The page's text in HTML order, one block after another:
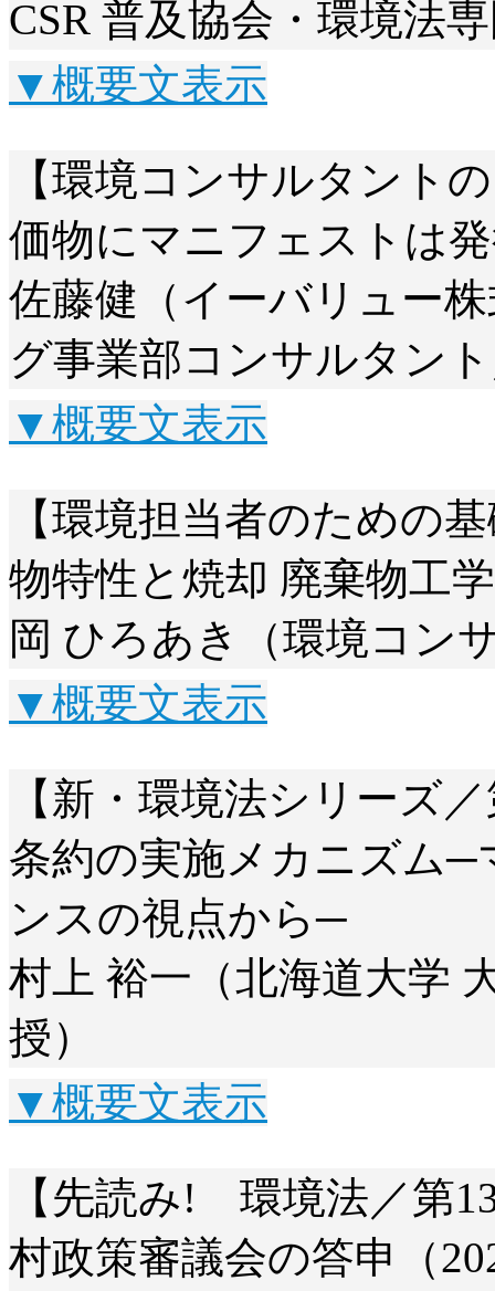
CSR 普及協会・環境法
▼概要文表示
【環境コンサルタント
価物にマニフェストは
佐藤健（イーバリュー
グ事業部コンサルタン
▼概要文表示
【環境担当者のための
物特性と焼却 廃棄物工
岡 ひろあき（環境コン
▼概要文表示
【新・環境法シリーズ
条約の実施メカニズム
ンスの視点から─
村上 裕一（北海道大学
授）
▼概要文表示
【先読み! 環境法／第
村政策審議会の答申（